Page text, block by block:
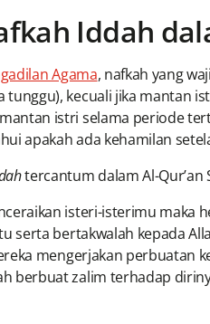
Iddah
Agama, nafkah yang
tunggu), kecuali jika mantan
istri selama periode
apakah ada kehamilan
tercantum dalam Al-Qur’an
isteri-isterimu maka
serta bertakwalah kepada
mengerjakan perbuatan
berbuat zalim terhadap